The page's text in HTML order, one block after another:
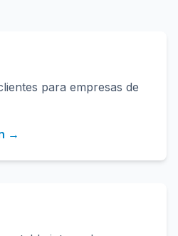
para empresas de
→